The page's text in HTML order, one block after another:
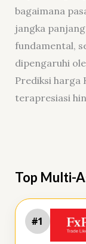
bagaimana
jangka
fundamental,
dipengaruhi
Prediksi harga
terapresiasi
Top Multi-
#1